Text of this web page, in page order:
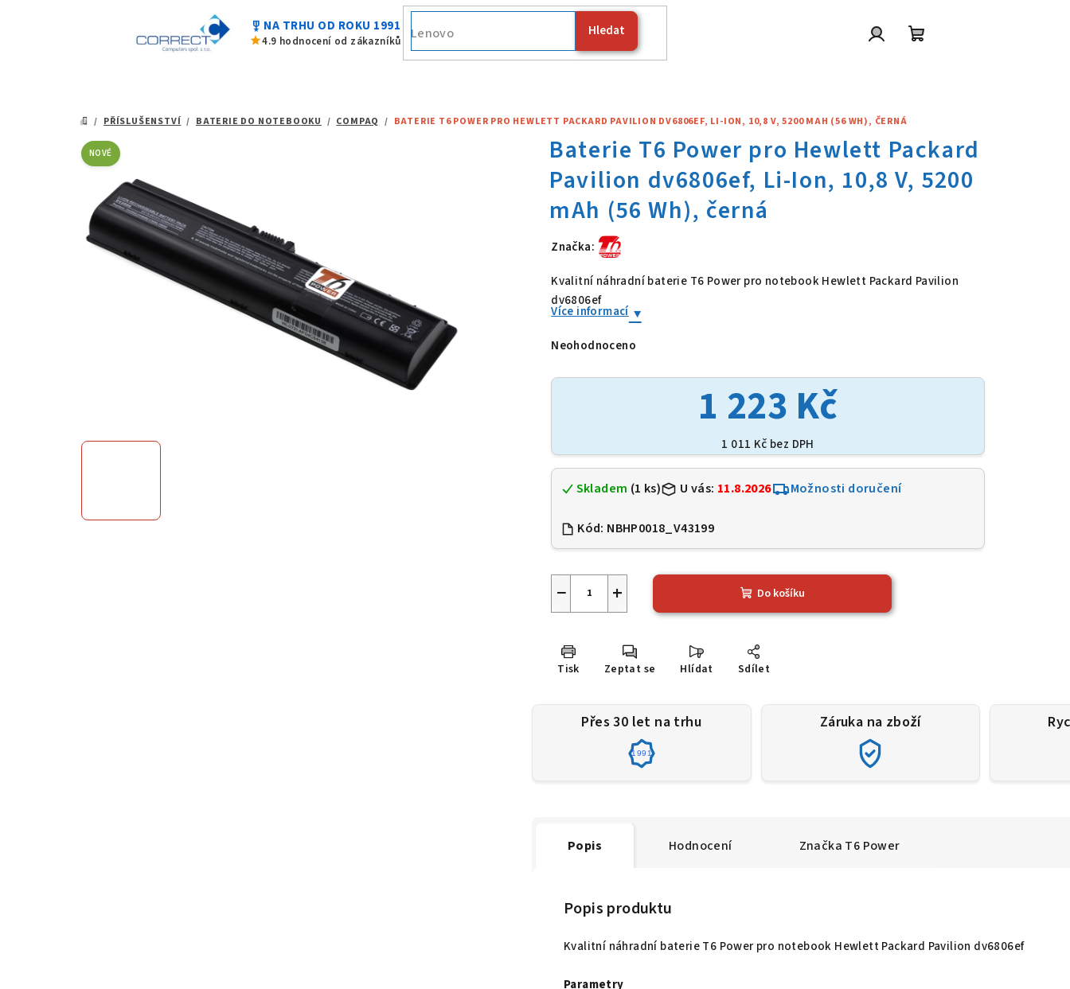
military_tech NA TRHU OD ROKU 1991
star4.9 hodnocení od zákazníků
Hledat
Fujits
DOMŮ
/ PŘÍSLUŠENSTVÍ / BATERIE DO NOTEBOOKU / COMPAQ / BATERIE T6 POWER PRO HEWLETT PACKARD PAVILION DV6806EF, LI-ION, 10,8 V, 5200 MAH (56 WH), ČERNÁ
Značka:
Baterie T6 Power pro Hewlett Packard
Kvalitní náhradní baterie T6 Power pro notebook Hewlett Packard Pavilion
dv6806ef
Více informací
Průměrné
produktu
je
Neohodnoceno
1 223 Kč
1 011 Kč bez DPH
Skladem (1 ks) U vás: 11.8.2026 Možnosti doručení
Kód: NBHP0018_V43199
+
− Do košíku
Tisk Zeptat se Hlídat Sdílet
NOVÉ
Přes 30 let na trhu
1991
Záruka na zboží
Popis Hodnocení Značka T6 Power
Popis produktu
Kvalitní náhradní baterie T6 Power pro notebook Hewlett Packard Pavilion dv6806ef
Parametry
hvězdiček.